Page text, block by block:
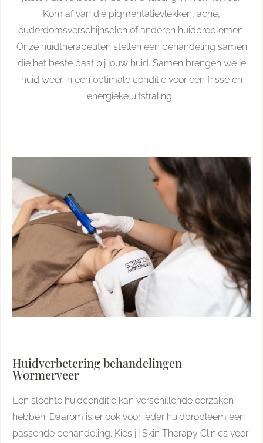
Kom af van die pigmentatievlekken, acne,
ouderdomsverschijnselen of anderen huidproblemen.
Onze huidtherapeuten stellen een behandeling samen
die het beste past bij jouw huid. Samen brengen we je
huid weer in een optimale conditie voor een frisse en
energieke uitstraling.
Huidverbetering behandelingen
Wormerveer
Een slechte huidconditie kan verschillende oorzaken
hebben. Daarom is er ook voor ieder huidprobleem een
passende behandeling. Kies jij Skin Therapy Clinics voor